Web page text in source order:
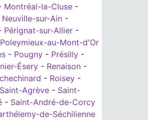
Montréal-la-Cluse -
Neuville-sur-Ain -
Pérignat-sur-Allier -
Poleymieux-au-Mont-d'Or
- Pougny - Présilly -
Ésery - Renaison -
- Roisey -
Saint-Agrève - Saint-
- Saint-André-de-Corcy
de-Séchilienne